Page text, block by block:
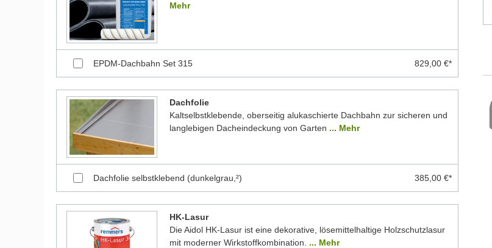
Mehr
EPDM-Dachbahn Set 315 829,00 €*
Dachfolie
Kaltselbstklebende, oberseitig alukaschierte Dachbahn zur sicheren und
langlebigen Dacheindeckung von Garten ... Mehr
Dachfolie selbstklebend (dunkelgrau,²) 385,00 €*
HK-Lasur
Die Aidol HK-Lasur ist eine dekorative, lösemittelhaltige Holzschutzlasur
mit moderner Wirkstoffkombination. ... Mehr